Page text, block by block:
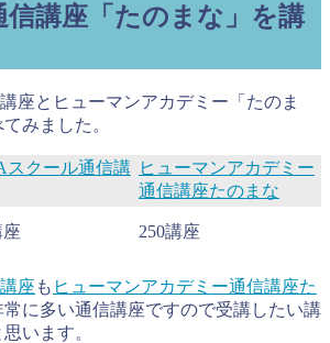
信講座「たのまな」を講
座とヒューマンアカデミー「たのま
みました。
スクール通信講 ヒューマンアカデミー
通信講座たのまな
座 250講座
座 も ヒューマンアカデミー通信講座た
常に多い通信講座ですので受講したい講
います。